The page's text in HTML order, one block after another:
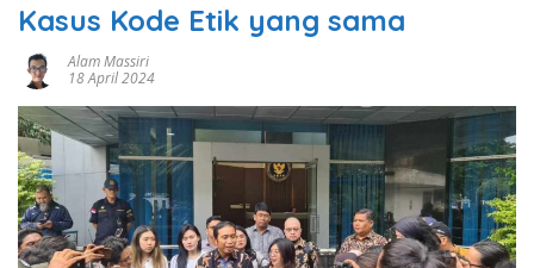
Kasus Kode Etik yang sama
Alam Massiri
18 April 2024